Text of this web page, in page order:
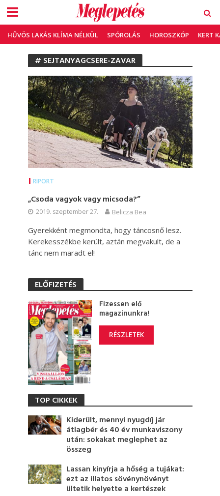
HŰVÖS LAKÁS KLÍMA NÉLKÜL SPÓROLÁS HOROSZKÓP KERT
# SEJTANYAGCSERE-ZAVAR
RIPORT
„Csoda vagyok vagy micsoda?”
2019. szeptember 27. Belicza Bea
Gyerekként megmondta, hogy táncosnő lesz.
Kerekesszékbe került, aztán megvakult, de a
tánc nem maradt el!
ELŐFIZETÉS
Fizessen elő
magazinunkra!
RÉSZLETEK
TOP CIKKEK
Kiderült, mennyi nyugdíj jár
átlagbér és 40 év munkaviszony
után: sokakat meglephet az
összeg
Lassan kinyírja a hőség a tujákat:
ezt az illatos sövénynövényt
ültetik helyette a kertészek